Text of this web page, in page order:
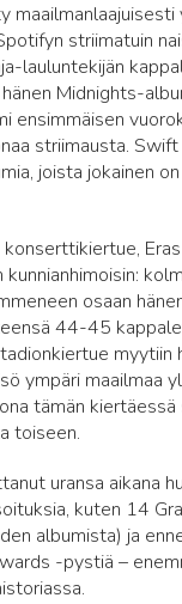
striimatuin
lauluntekijän
Midnights-
ensimmäisen
striimausta.
joista jokainen
Eras
osaan
44-45
myytiin
ympäri maailmaa
tämän
toiseen.
uransa aikana
kuten 14
albumista) ja
-pystiä –